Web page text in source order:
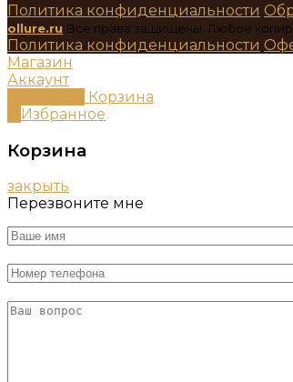
Политика конфиденциальности
ollure.ru Все права защищены. Любое
Политика конфиденциальности
Магазин
Аккаунт
Корзина
Избранное
Корзина
закрыть
Перезвоните мне